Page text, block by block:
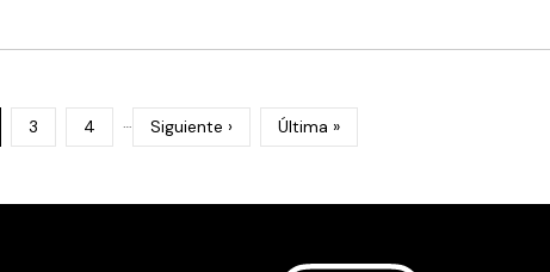
3 4 … Siguiente › Última »